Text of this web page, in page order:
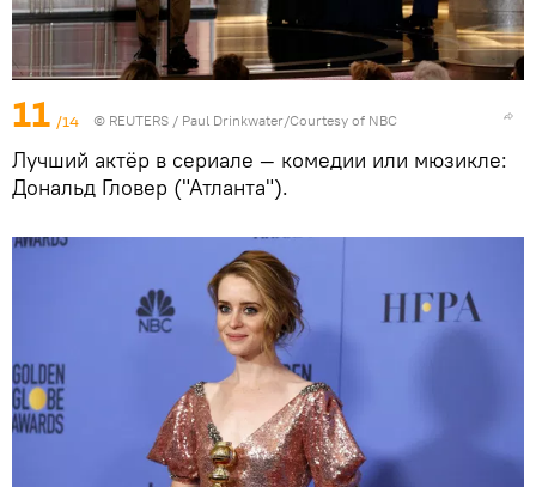
11 /14 © REUTERS / Paul Drinkwater/Courtesy of NBC
Лучший актёр в сериале — комедии или мюзикле:
Дональд Гловер ("Атланта").